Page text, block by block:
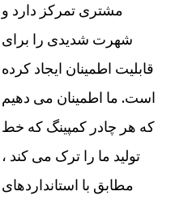
مشتری تمرکز دارد و
شهرت شدیدی را برای
قابلیت اطمینان ایجاد کرده
است. ما اطمینان می دهیم
که هر چادر کمپینگ که خط
تولید ما را ترک می کند ،
مطابق با استانداردهای